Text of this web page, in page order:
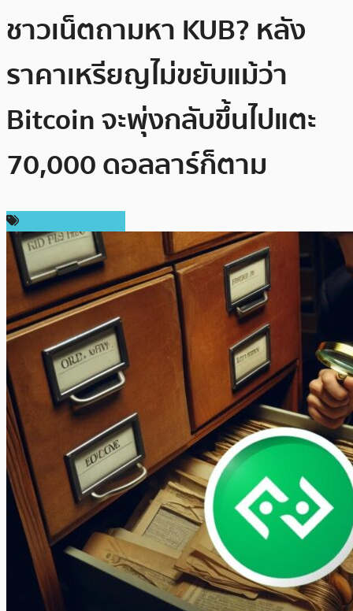
ชาวเน็ตถามหา KUB? หลัง
ราคาเหรียญไม่ขยับแม้ว่า
Bitcoin จะพุ่งกลับขึ้นไปแตะ
70,000 ดอลลาร์ก็ตาม